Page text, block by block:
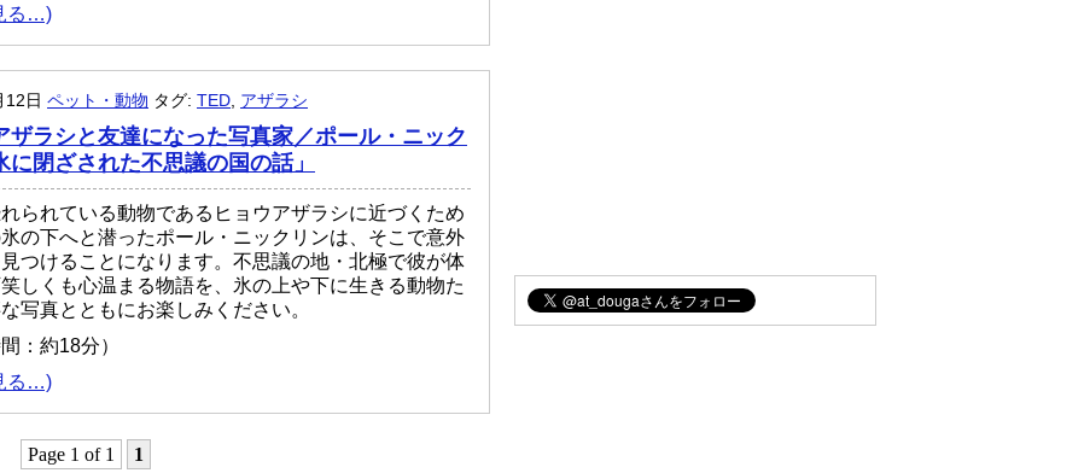
る…)
12日 ペット・動物 タグ: TED アザラシ
ザラシと友達になった写真家／ポール・ニック
に閉ざされた不思議の国の話」
られている動物であるヒョウアザラシに近づくため
の下へと潜ったポール・ニックリンは、そこで意外
つけることになります。不思議の地・北極で彼が体
しくも心温まる物語を、氷の上や下に生きる動物た
写真とともにお楽しみください。
：約18分）
る…)
Page 1 of 1 1